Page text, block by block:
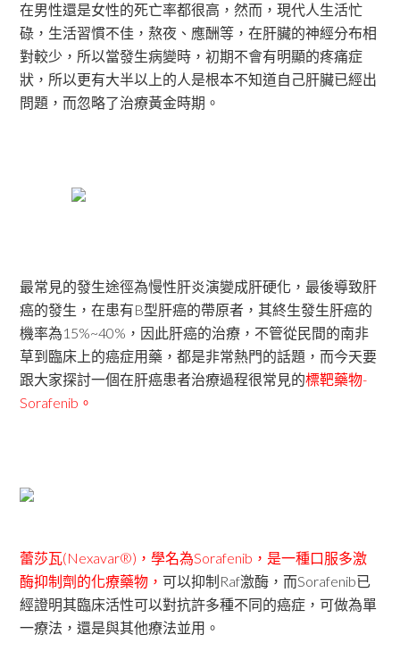
在男性還是女性的死亡率都很高，然而，現代人生活忙
碌，生活習慣不佳，熬夜、應酬等，在肝臟的神經分布相
對較少，所以當發生病變時，初期不會有明顯的疼痛症
狀，所以更有大半以上的人是根本不知道自己肝臟已經出
問題，而忽略了治療黃金時期。
最常見的發生途徑為慢性肝炎演變成肝硬化，最後導致肝
癌的發生，在患有B型肝癌的帶原者，其終生發生肝癌的
機率為15%~40%，因此肝癌的治療，不管從民間的南非
草到臨床上的癌症用藥，都是非常熱門的話題，而今天要
跟大家探討一個在肝癌患者治療過程很常見的標靶藥物-
Sorafenib。
蕾莎瓦(Nexavar®)，學名為Sorafenib，是一種口服多激
酶抑制劑的化療藥物， 可以抑制Raf激酶，而Sorafenib已
經證明其臨床活性可以對抗許多種不同的癌症，可做為單
一療法，還是與其他療法並用。